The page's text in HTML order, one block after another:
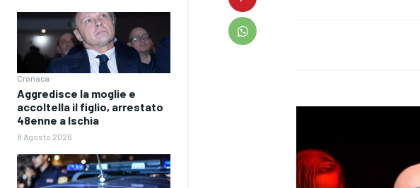
Cronaca
Aggredisce la moglie e
accoltella il figlio, arrestato
48enne a Ischia
8 Agosto 2026